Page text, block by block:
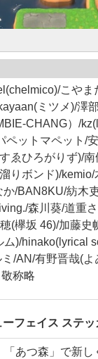
こやま
ミツメ)/澤
CHANG）/
ペットマペット/
ゑひろがりず)/
りボンド)/
か/BAN8KU/紡木
森川葵/道重
(欅坂 46)/加藤史
ム)/hinako(lyrical
/AN/有野晋哉(よ
称略
フェイス ステッ
あつ森」で新し